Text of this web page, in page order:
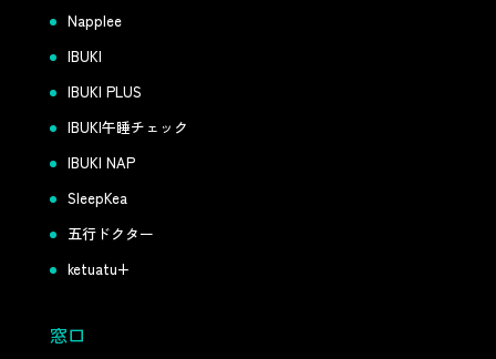
Napplee
IBUKI
IBUKI PLUS
IBUKI午睡チェック
IBUKI NAP
SleepKea
五行ドクター
ketuatu+
窓口